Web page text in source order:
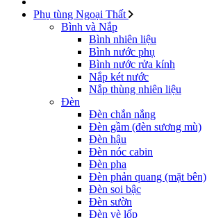
Phụ tùng Ngoại Thất
Bình và Nắp
Bình nhiên liệu
Bình nước phụ
Bình nước rửa kính
Nắp két nước
Nắp thùng nhiên liệu
Đèn
Đèn chắn nắng
Đèn gầm (đèn sương mù)
Đèn hậu
Đèn nóc cabin
Đèn pha
Đèn phản quang (mặt bên)
Đèn soi bậc
Đèn sườn
Đèn vè lốp